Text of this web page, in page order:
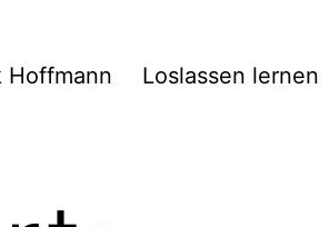
Hoffmann Loslassen lernen